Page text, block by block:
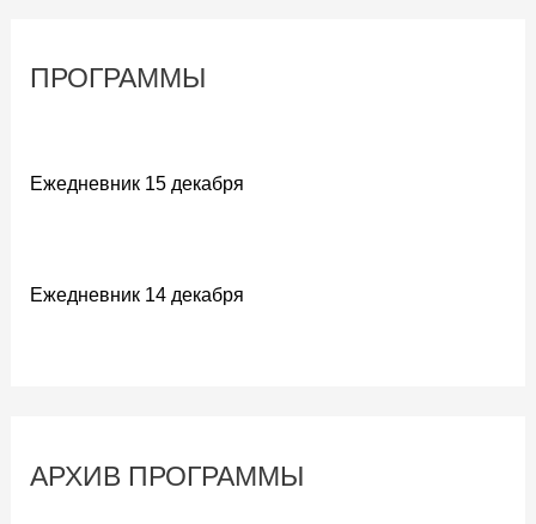
ПРОГРАММЫ
Ежедневник 15 декабря
Ежедневник 14 декабря
АРХИВ ПРОГРАММЫ